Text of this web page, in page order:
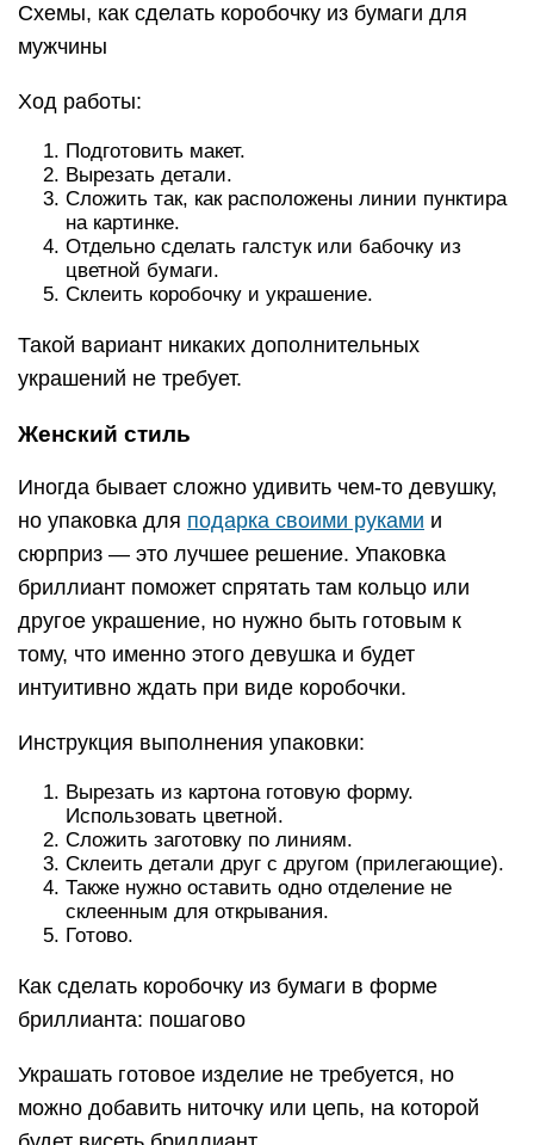
Схемы, как сделать коробочку из бумаги для
мужчины
Ход работы:
Подготовить макет.
Вырезать детали.
Сложить так, как расположены линии пунктира
на картинке.
Отдельно сделать галстук или бабочку из
цветной бумаги.
Склеить коробочку и украшение.
Такой вариант никаких дополнительных
украшений не требует.
Женский стиль
Иногда бывает сложно удивить чем-то девушку,
но упаковка для подарка своими руками и
сюрприз — это лучшее решение. Упаковка
бриллиант поможет спрятать там кольцо или
другое украшение, но нужно быть готовым к
тому, что именно этого девушка и будет
интуитивно ждать при виде коробочки.
Инструкция выполнения упаковки:
Вырезать из картона готовую форму.
Использовать цветной.
Сложить заготовку по линиям.
Склеить детали друг с другом (прилегающие).
Также нужно оставить одно отделение не
склеенным для открывания.
Готово.
Как сделать коробочку из бумаги в форме
бриллианта: пошагово
Украшать готовое изделие не требуется, но
можно добавить ниточку или цепь, на которой